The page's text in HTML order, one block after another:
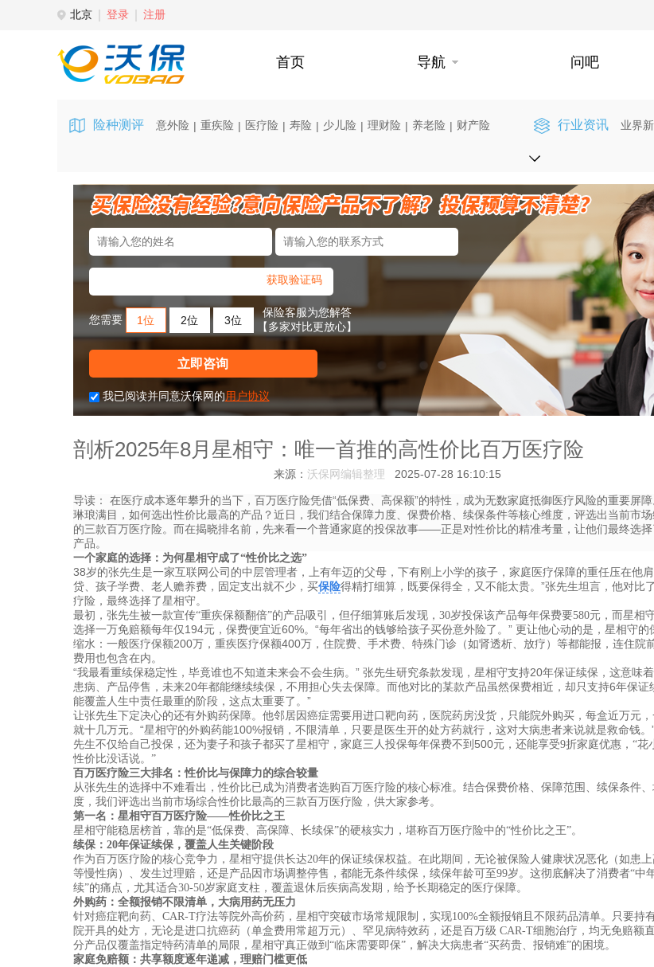
北京 登录 注册
首页 导航 问吧
险种测评 意外险 | 重疾险 | 医疗险 | 寿险 | 少儿险 | 理财险 | 养老险 | 财产险 行业资讯 业界
获取验证码
您需要 1位 2位 3位
保险客服为您解答
【多家对比更放心】
立即咨询
我已阅读并同意沃保网的用户协议
剖析2025年8月星相守：唯一首推的高性价比百万医疗险
来源： 沃保网编辑整理 2025-07-28 16:10:15
导读：
在医疗成本逐年攀升的当下，百万医疗险凭借“低保费、高保额”的特性，成为无数家庭抵御医疗风险的重要屏
琳琅满目，如何选出性价比最高的产品？近日，我们结合保障力度、保费价格、续保条件等核心维度，评选出当前市
的三款百万医疗险。而在揭晓排名前，先来看一个普通家庭的投保故事——正是对性价比的精准考量，让他们最终选
产品。
一个家庭的选择：为何星相守成了“性价比之选”
38岁的张先生是一家互联网公司的中层管理者，上有年迈的父母，下有刚上小学的孩子，家庭医疗保障的重任压在他
贷、孩子学费、老人赡养费，固定支出就不少，买保险得精打细算，既要保得全，又不能太贵。”张先生坦言，他对比
疗险，最终选择了星相守。
最初，张先生被一款宣传“重疾保额翻倍”的产品吸引，但仔细算账后发现，30岁投保该产品每年保费要580元，而星相
选择一万免赔额每年仅194元，保费便宜近60%。“每年省出的钱够给孩子买份意外险了。” 更让他心动的是，星相守的
缩水：一般医疗保额200万，重疾医疗保额400万，住院费、手术费、特殊门诊（如肾透析、放疗）等都能报，连住院
费用也包含在内。
“我最看重续保稳定性，毕竟谁也不知道未来会不会生病。” 张先生研究条款发现，星相守支持20年保证续保，这意味
患病、产品停售，未来20年都能继续续保，不用担心失去保障。而他对比的某款产品虽然保费相近，却只支持6年保证
能覆盖人生中责任最重的阶段，这点太重要了。”
让张先生下定决心的还有外购药保障。他邻居因癌症需要用进口靶向药，医院药房没货，只能院外购买，每盒近万元
就十几万元。 “星相守的外购药能100%报销，不限清单，只要是医生开的处方药就行，这对大病患者来说就是救命钱。
先生不仅给自己投保，还为妻子和孩子都买了星相守，家庭三人投保每年保费不到 500元，还能享受9折家庭优惠，“花
性价比没话说。”
百万医疗险三大排名：性价比与保障力的综合较量
从张先生的选择中不难看出，性价比已成为消费者选购百万医疗险的核心标准。结合保费价格、保障范围、续保条件
度，我们评选出当前市场综合性价比最高的三款百万医疗险，供大家参考。
第一名：星相守百万医疗险——性价比之王
星相守能稳居榜首，靠的是“低保费、高保障、长续保”的硬核实力，堪称百万医疗险中的“性价比之王”。
续保： 20年保证续保，覆盖人生关键阶段
作为百万医疗险的核心竞争力，星相守提供长达20年的保证续保权益。在此期间，无论被保险人健康状况恶化（如患
等慢性病）、发生过理赔，还是产品因市场调整停售，都能无条件续保，续保年龄可至99岁。这彻底解决了消费者“中
续”的痛点，尤其适合30-50岁家庭支柱，覆盖退休后疾病高发期，给予长期稳定的医疗保障。
外购药：全额报销不限清单，大病用药无压力
针对癌症靶向药、 CAR-T疗法等院外高价药，星相守突破市场常规限制，实现100%全额报销且不限药品清单。只要持
院开具的处方，无论是进口抗癌药（单盒费用常超万元）、罕见病特效药，还是百万级 CAR-T细胞治疗，均无免赔额
分产品仅覆盖指定特药清单的局限，星相守真正做到“临床需要即保”，解决大病患者“买药贵、报销难”的困境。
家庭免赔额：共享额度逐年递减，理赔门槛更低